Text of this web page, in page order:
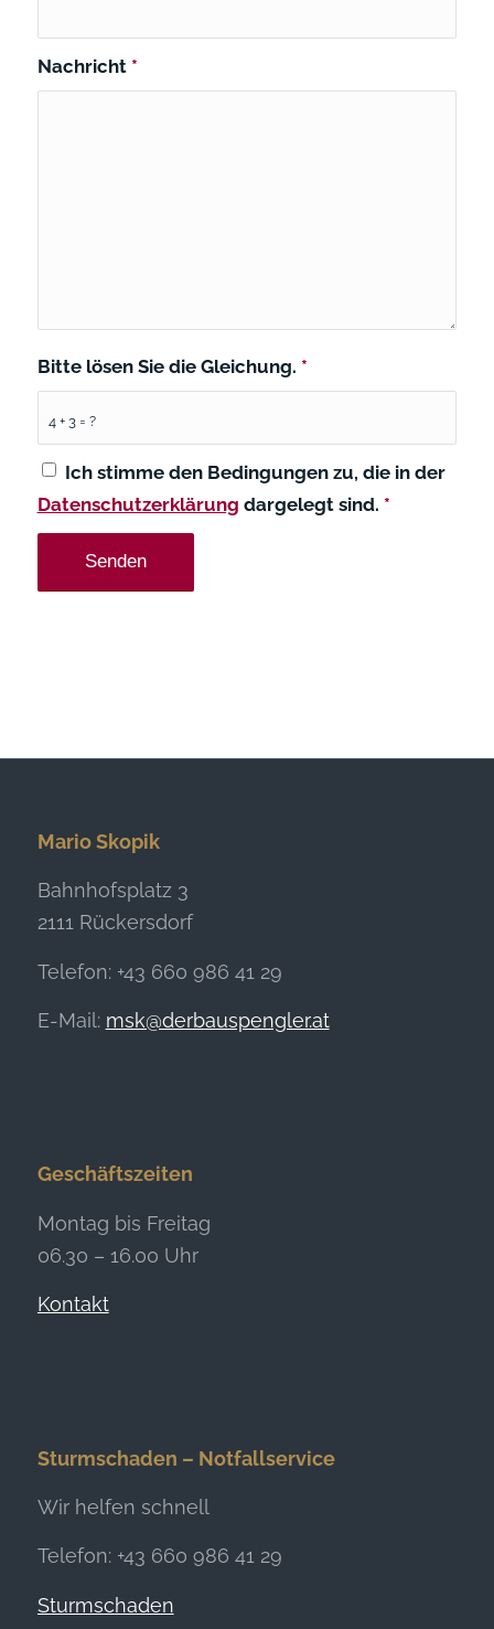
Nachricht *
4 + 3 = ?
Bitte lösen Sie die Gleichung. *
Ich stimme den Bedingungen zu, die in der
Datenschutzerklärung dargelegt sind. *
Mario Skopik
Bahnhofsplatz 3
2111 Rückersdorf
Telefon: +43 660 986 41 29
E-Mail: msk@derbauspengler.at
Geschäftszeiten
Montag bis Freitag
06.30 – 16.00 Uhr
Kontakt
Sturmschaden – Notfallservice
Wir helfen schnell
Telefon: +43 660 986 41 29
Sturmschaden